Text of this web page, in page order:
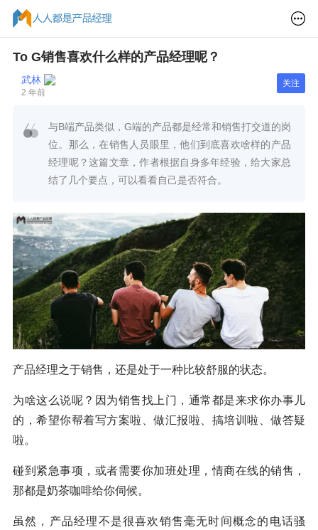
To G销售喜欢什么样的产品经理呢？
武林
2 年前
关注
与B端产品类似，G端的产品都是经常和销售打交道的岗
位。那么，在销售人员眼里，他们到底喜欢啥样的产品
经理呢？这篇文章，作者根据自身多年经验，给大家总
结了几个要点，可以看看自己是否符合。
产品经理之于销售，还是处于一种比较舒服的状态。
为啥这么说呢？因为销售找上门，通常都是来求你办事儿
的，希望你帮着写方案啦、做汇报啦、搞培训啦、做答疑
啦。
碰到紧急事项，或者需要你加班处理，情商在线的销售，
那都是奶茶咖啡给你伺候。
虽然，产品经理不是很喜欢销售毫无时间概念的电话骚